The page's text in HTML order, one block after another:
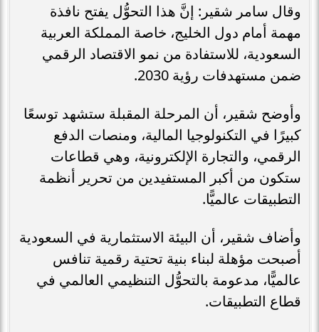
وقال سامر شقير: إنَّ هذا التحوُّل يفتح نافذة
مهمة أمام دول الخليج، خاصة المملكة العربية
السعودية، للاستفادة من نمو الاقتصاد الرقمي
ضمن مستهدفات رؤية 2030.
وأوضح شقير، أن المرحلة المقبلة ستشهد توسعًا
كبيرًا في التكنولوجيا المالية، ومنصات الدفع
الرقمي، والتجارة الإلكترونية، وهي قطاعات
ستكون من أكبر المستفيدين من تحرير أنظمة
التطبيقات عالميًّا.
وأضاف شقير، أن البيئة الاستثمارية في السعودية
أصبحت مؤهلة لبناء بنية تحتية رقمية تنافس
عالميًّا، مدعومة بالتحوُّل التنظيمي العالمي في
قطاع التطبيقات.